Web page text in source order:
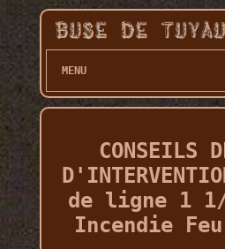
MENU
CONSEILS
de ligne 1 1/
Incendie